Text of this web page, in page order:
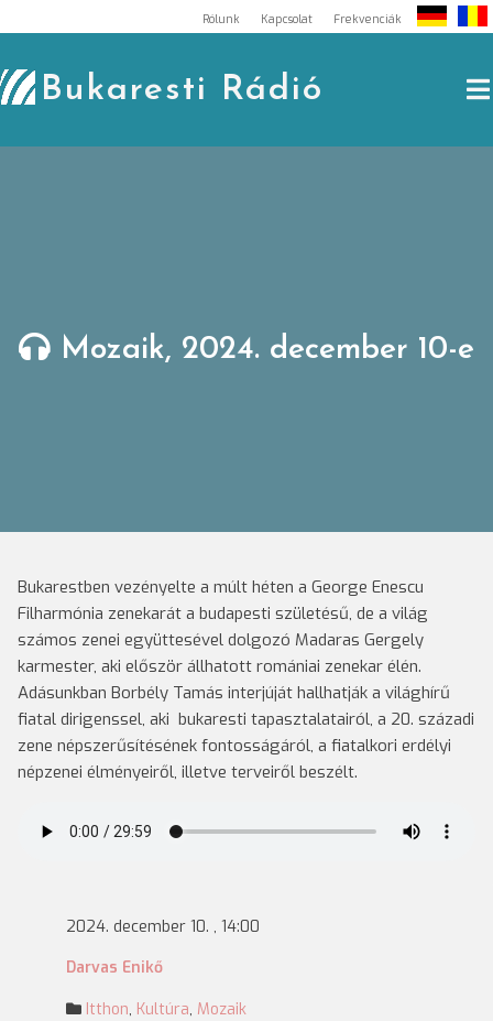
to
content
Rólunk Kapcsolat Frekvenciák
Bukaresti Rádió
Mozaik, 2024. december 10-e
Bukarestben vezényelte a múlt héten a George Enescu
Filharmónia zenekarát a budapesti születésű, de a világ
számos zenei együttesével dolgozó Madaras Gergely
karmester, aki először állhatott romániai zenekar élén.
Adásunkban Borbély Tamás interjúját hallhatják a világhírű
fiatal dirigenssel, aki bukaresti tapasztalatairól, a 20. századi
zene népszerűsítésének fontosságáról, a fiatalkori erdélyi
népzenei élményeiről, illetve terveiről beszélt.
2024. december 10. , 14:00
Darvas Enikő
Itthon, Kultúra, Mozaik